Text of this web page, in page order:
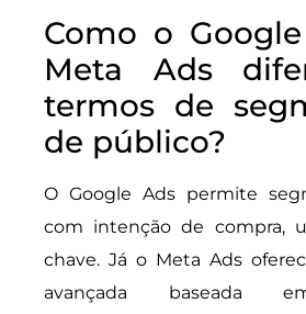
Como o
Meta Ads
termos de
de público?
O Google Ads permite
com intenção de compra,
chave. Já o Meta Ads
avançada baseada